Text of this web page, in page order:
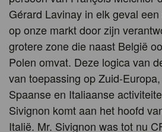
Gérard Lavinay in elk geval
op onze markt door zijn
grotere zone die naast België
Polen omvat. Deze logica van
van toepassing op Zuid-
Spaanse en Italiaanse
Sivignon komt aan het hoofd
Italië. Mr. Sivignon was tot nu